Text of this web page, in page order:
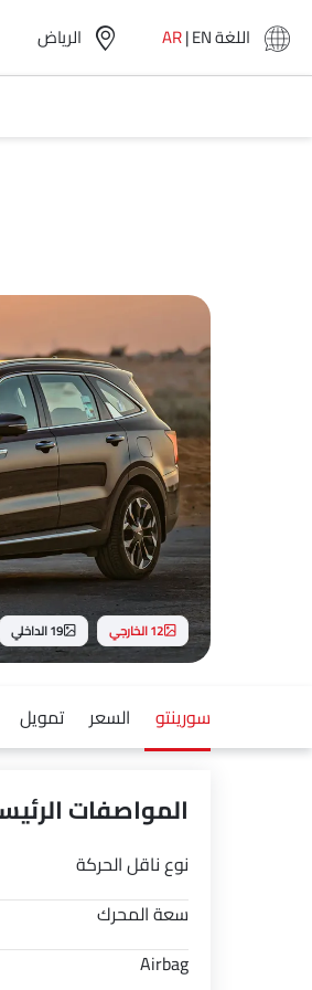
الرياض‎ اللغةEN
|
AR
12 الخارجي 19 الداخلي
سورينتو السعر تمويل
المواصفات
نوع ناقل الحركة
سعة المحرك
Airbag